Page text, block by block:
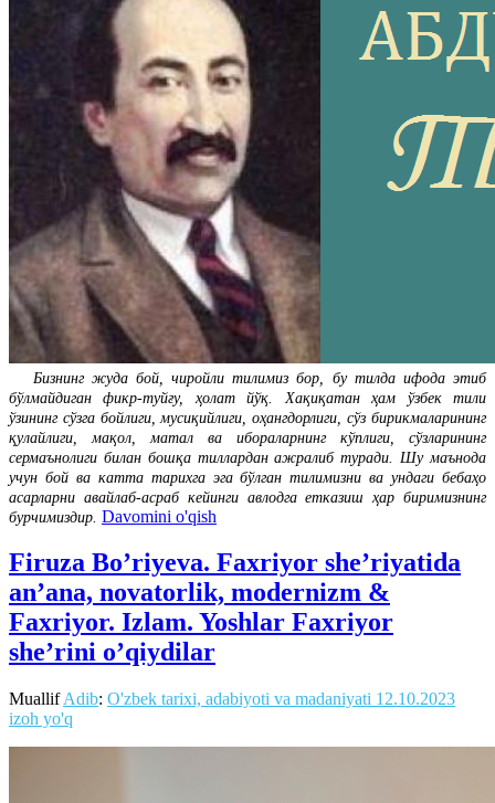
Бизнинг жуда бой, чиройли тилимиз бор, бу тилда ифода этиб
бўлмайдиган фикр-туйғу, ҳолат йўқ. Хақиқатан ҳам ўзбек тили
ўзининг сўзга бойлиги, мусиқийлиги, оҳангдорлиги, сўз бирикмаларининг
қулайлиги, мақол, матал ва ибораларнинг кўплиги, сўзларининг
сермаънолиги билан бошқа тиллардан ажралиб туради. Шу маънода
учун бой ва катта тарихга эга бўлган тилимизни ва ундаги бебаҳо
асарларни авайлаб-асраб кейинги авлодга етказиш ҳар биримизнинг
бурчимиздир. Davomini o'qish
Firuza Bo’riyeva. Faxriyor she’riyatida
an’ana, novatorlik, modernizm &
Faxriyor. Izlam. Yoshlar Faxriyor
she’rini o’qiydilar
MuallifAdib: O'zbek tarixi, adabiyoti va madaniyati 12.10.2023
izoh yo'q